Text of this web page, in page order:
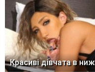
Красиві дівчата в